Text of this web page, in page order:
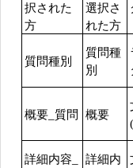
択された
方
選択さ
れた方
質問種別
質問種
別
概要_質問 概要
詳細内容_
詳細内